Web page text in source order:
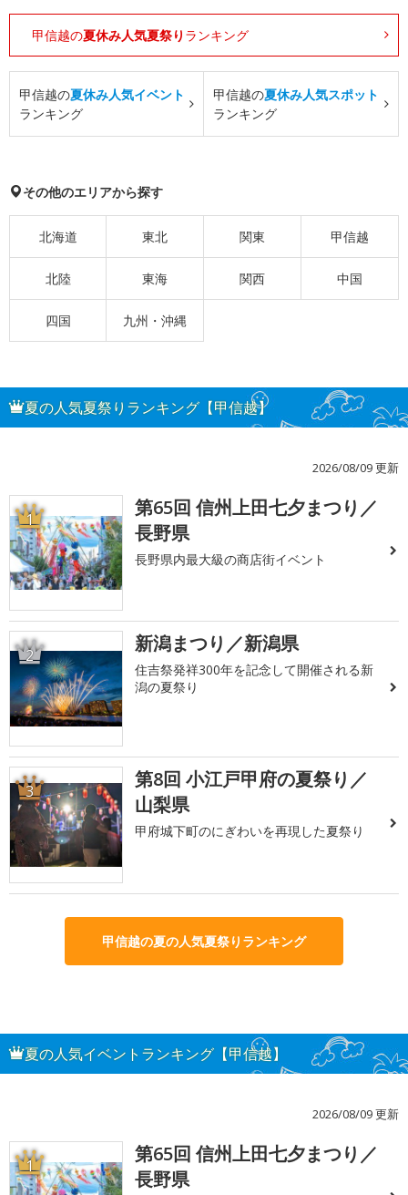
甲信越の夏休み人気夏祭り ランキング
甲信越の夏休み人気イベント
ランキング
甲信越の夏休み人気スポット
ランキング
その他のエリアから探す
北海道 東北 関東 甲信越
北陸 東海 関西 中国
四国 九州・沖縄
夏の人気夏祭りランキング【甲信越】
2026/08/09 更新
1
第65回 信州上田七夕まつり／
長野県
長野県内最大級の商店街イベント
2 新潟まつり／新潟県
住吉祭発祥300年を記念して開催される新
潟の夏祭り
3
第8回 小江戸甲府の夏祭り／
山梨県
甲府城下町のにぎわいを再現した夏祭り
甲信越の夏の人気夏祭りランキング
夏の人気イベントランキング【甲信越】
2026/08/09 更新
1
第65回 信州上田七夕まつり／
長野県